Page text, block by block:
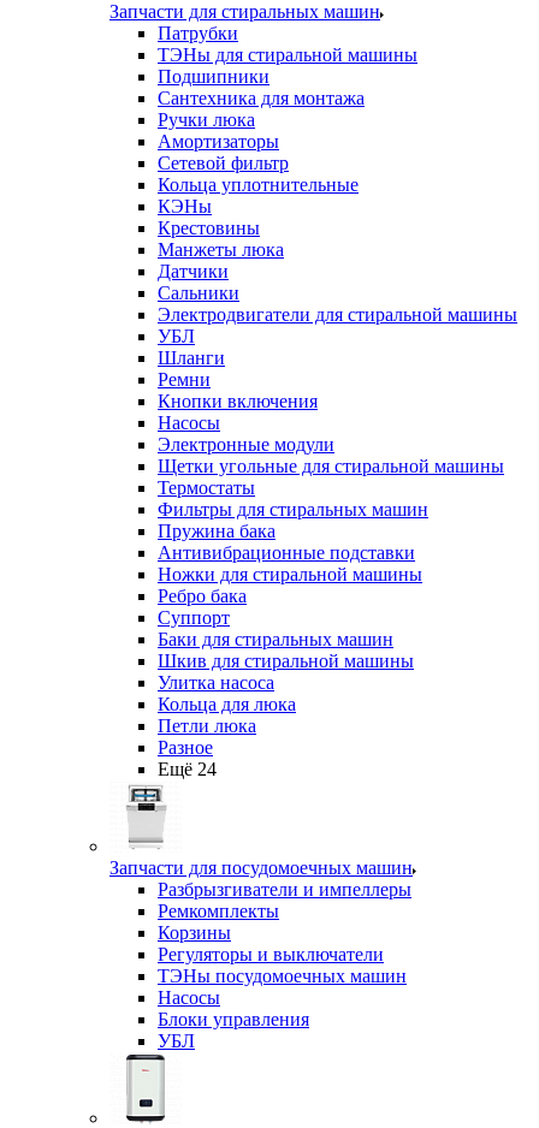
Запчасти для стиральных машин
Патрубки
ТЭНы для стиральной машины
Подшипники
Сантехника для монтажа
Ручки люка
Амортизаторы
Сетевой фильтр
Кольца уплотнительные
КЭНы
Крестовины
Манжеты люка
Датчики
Сальники
Электродвигатели для стиральной машины
УБЛ
Шланги
Ремни
Кнопки включения
Насосы
Электронные модули
Щетки угольные для стиральной машины
Термостаты
Фильтры для стиральных машин
Пружина бака
Антивибрационные подставки
Ножки для стиральной машины
Ребро бака
Суппорт
Баки для стиральных машин
Шкив для стиральной машины
Улитка насоса
Кольца для люка
Петли люка
Разное
Ещё 24
Запчасти для посудомоечных машин
Разбрызгиватели и импеллеры
Ремкомплекты
Корзины
Регуляторы и выключатели
ТЭНы посудомоечных машин
Насосы
Блоки управления
УБЛ